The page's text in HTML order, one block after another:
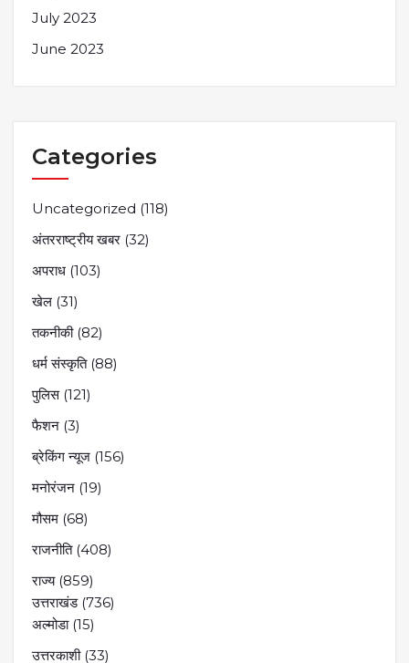
July 2023
June 2023
Categories
Uncategorized (118)
अंतरराष्ट्रीय खबर (32)
अपराध (103)
खेल (31)
तकनीकी(82)
धर्म संस्कृति(88)
पुलिस(121)
फैशन (3)
ब्रेकिंग न्यूज (156)
मनोरंजन (19)
मौसम (68)
राजनीति(408)
राज्य(859)
उत्तराखंड(736)
अल्मोडा(15)
उत्तरकाशी(33)